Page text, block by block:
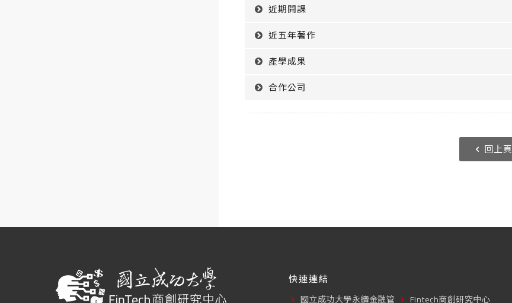
近期開課
近五年著作
產學成果
合作公司
回上頁
快速連結
國立成功大學永續金融管 Fintech商創研究中心